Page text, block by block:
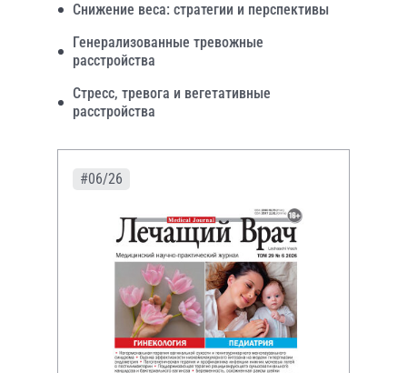
Снижение веса: стратегии и перспективы
Генерализованные тревожные
расстройства
Стресс, тревога и вегетативные
расстройства
#06/26